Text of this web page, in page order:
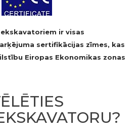
ir visas
sertifikācijas zīmes, kas
Eiropas Ekonomikas zonas